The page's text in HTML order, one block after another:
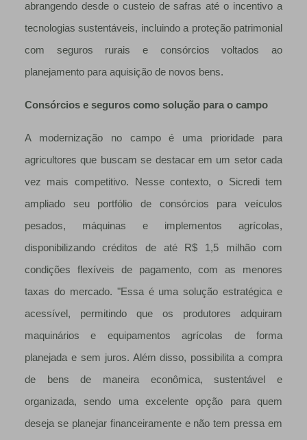
abrangendo desde o custeio de safras até o incentivo a
tecnologias sustentáveis, incluindo a proteção patrimonial
com seguros rurais e consórcios voltados ao
planejamento para aquisição de novos bens.
Consórcios e seguros como solução para o campo
A modernização no campo é uma prioridade para
agricultores que buscam se destacar em um setor cada
vez mais competitivo. Nesse contexto, o Sicredi tem
ampliado seu portfólio de consórcios para veículos
pesados, máquinas e implementos agrícolas,
disponibilizando créditos de até R$ 1,5 milhão com
condições flexíveis de pagamento, com as menores
taxas do mercado. "Essa é uma solução estratégica e
acessível, permitindo que os produtores adquiram
maquinários e equipamentos agrícolas de forma
planejada e sem juros. Além disso, possibilita a compra
de bens de maneira econômica, sustentável e
organizada, sendo uma excelente opção para quem
deseja se planejar financeiramente e não tem pressa em